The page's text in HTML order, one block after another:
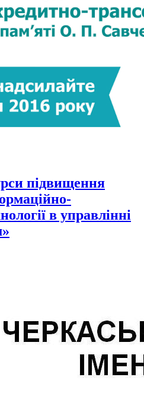
підвищення
в управлінні